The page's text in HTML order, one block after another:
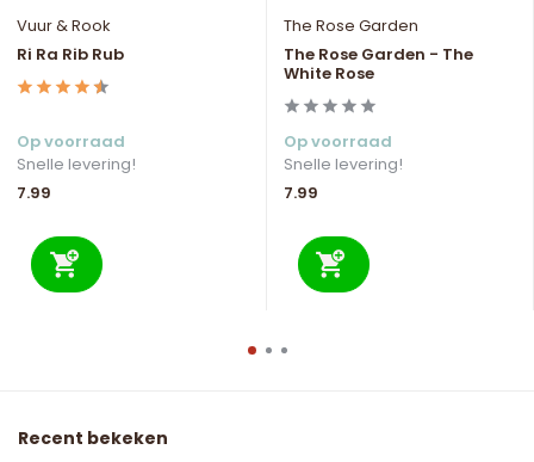
Vuur & Rook
Ri Ra Rib Rub
Op voorraad
Snelle levering!
7.99
The Rose Garden
The Rose Garden - The
White Rose
Op voorraad
Snelle levering!
7.99
Recent bekeken